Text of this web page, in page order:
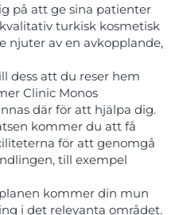
på att ge sina patienter
turkisk kosmetisk
njuter av en avkopplande,
dess att du reser hem
Clinic Monos
där för att hjälpa dig.
kommer du att få
för att genomgå
till exempel
kommer din mun
i det relevanta området.